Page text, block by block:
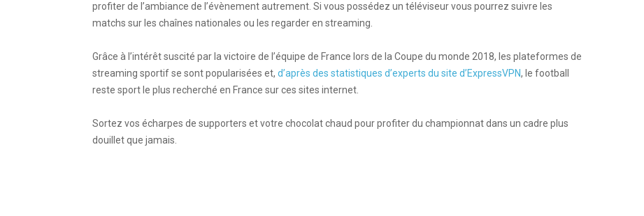
profiter de l’ambiance de l’évènement autrement. Si vous possédez un téléviseur vous pourrez suivre les
matchs sur les chaînes nationales ou les regarder en streaming.
Grâce à l’intérêt suscité par la victoire de l’équipe de France lors de la Coupe du monde 2018, les plateformes de
streaming sportif se sont popularisées et, d’après des statistiques d’experts du site d’ExpressVPN, le football
reste sport le plus recherché en France sur ces sites internet.
Sortez vos écharpes de supporters et votre chocolat chaud pour profiter du championnat dans un cadre plus
douillet que jamais.